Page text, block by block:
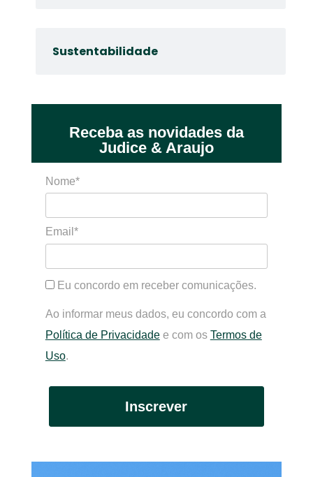
Sustentabilidade
Receba as novidades da
Judice & Araujo
Nome*
Email*
Eu concordo em receber comunicações.
Ao informar meus dados, eu concordo com a
Política de Privacidadee com os Termos de
Uso.
Inscrever